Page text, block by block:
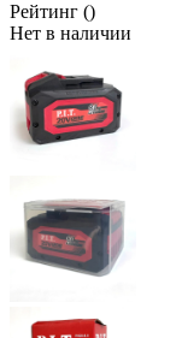
Рейтинг ()
Нет в наличии